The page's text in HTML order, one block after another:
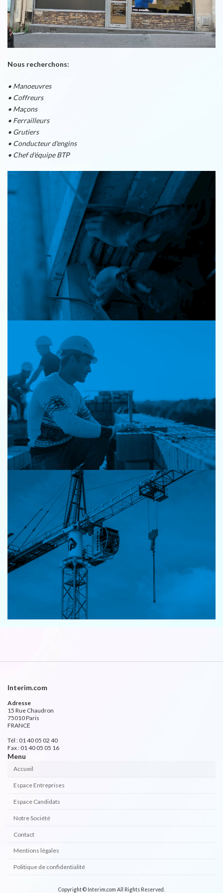
Nous recherchons:
• Manoeuvres
• Coffreurs
• Maçons
• Ferrailleurs
• Grutiers
• Conducteur d'engins
• Chef d'équipe BTP
Interim.com
Adresse
15 Rue Chaudron
75010 Paris
FRANCE
Tél : 01 40 05 02 40
Fax : 01 40 05 05 16
Menu
Accueil
Espace Entreprises
Espace Candidats
Notre Société
Contact
Mentions légales
Politique de confidentialité
Copyright © Interim.com All Rights Reserved.